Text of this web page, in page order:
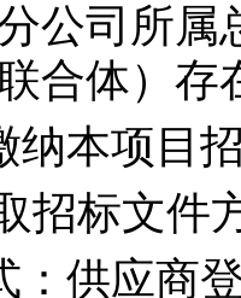
公司所属
合体）
纳本项目
招标文件
：供应商